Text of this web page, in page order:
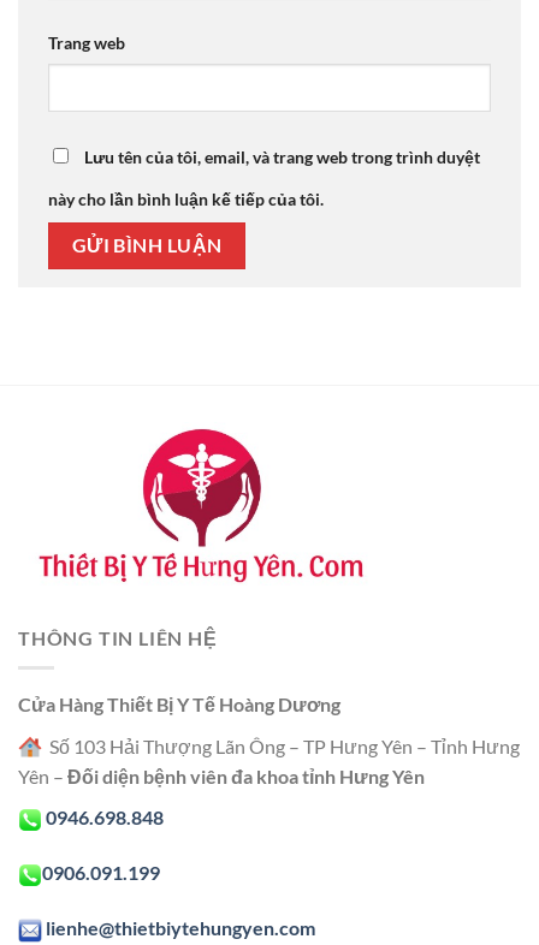
Trang web
Lưu tên của tôi, email, và trang web trong trình duyệt
này cho lần bình luận kế tiếp của tôi.
THÔNG TIN LIÊN HỆ
Cửa Hàng Thiết Bị Y Tế Hoàng Dương
Số 103 Hải Thượng Lãn Ông – TP Hưng Yên – Tỉnh Hưng
Yên – Đối diện bệnh viên đa khoa tỉnh Hưng Yên
0946.698.848
0906.091.199
lienhe@thietbiytehungyen.com